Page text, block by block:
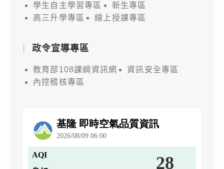
學生自主學習專區
新生專區
高三升學專區
線上授課專區
政令宣導專區
教育部108課綱資訊網
資訊安全專區
內控稽核專區